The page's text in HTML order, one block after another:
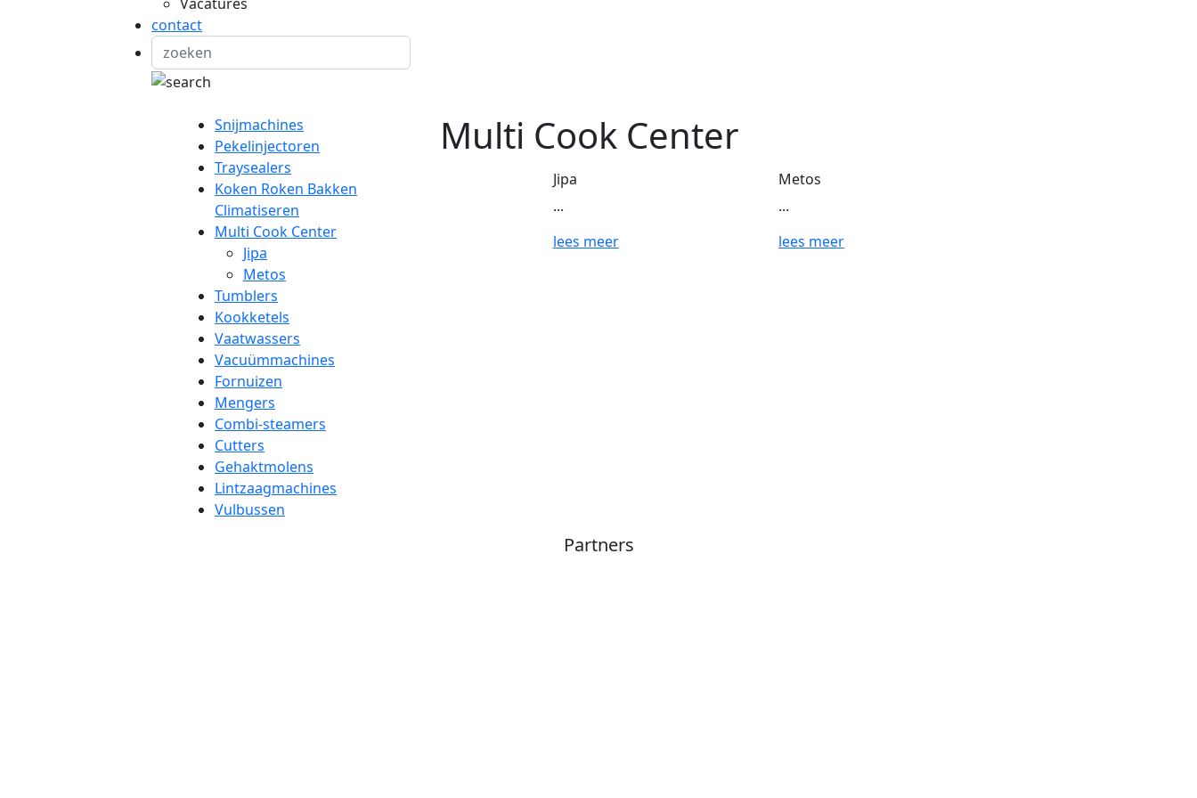
contact
Snijmachines
Pekelinjectoren
Traysealers
Koken Roken Bakken
Climatiseren
Multi Cook Center
Jipa
Metos
Tumblers
Kookketels
Vaatwassers
Vacuümmachines
Fornuizen
Mengers
Combi-steamers
Cutters
Gehaktmolens
Lintzaagmachines
Vulbussen
Multi Cook Center
Jipa
...
lees meer
Metos
...
lees meer
Partners